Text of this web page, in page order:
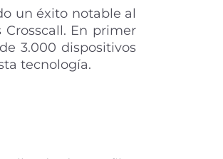
un éxito notable al
En primer
3.000 dispositivos
tecnología.